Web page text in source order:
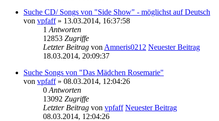
Suche CD/ Songs von "Side Show" - möglichst auf Deutsch
von vpfaff» 13.03.2014, 16:37:58
1 Antworten
12853 Zugriffe
Letzter Beitrag von Amneris0212 Neuester Beitrag
18.03.2014, 20:09:37
Suche Songs von "Das Mädchen Rosemarie"
von vpfaff» 08.03.2014, 12:04:26
0 Antworten
13092 Zugriffe
Letzter Beitrag von vpfaff Neuester Beitrag
08.03.2014, 12:04:26